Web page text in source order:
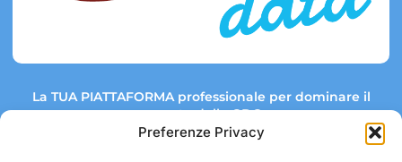
Preferenze Privacy
La TUA PIATTAFORMA professionale per dominare il
mercato della GDO.